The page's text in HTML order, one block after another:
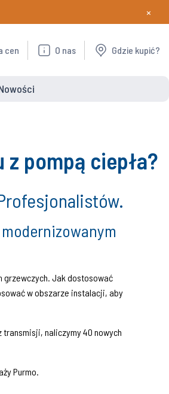
×
cen O nas Gdzie kupić?
pompą ciepła?
grzewczych. Jak dostosować
w obszarze instalacji, aby
transmisji, naliczymy 40 nowych
Purmo.